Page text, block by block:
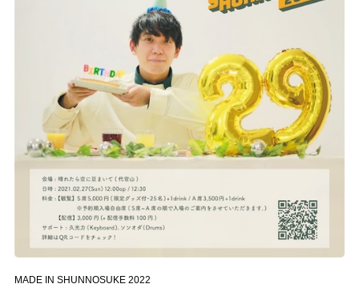
MADE IN SHUNNOSUKE 2022